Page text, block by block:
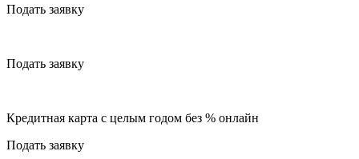
Подать заявку
Подать заявку
Кредитная карта с целым годом без % онлайн
Подать заявку